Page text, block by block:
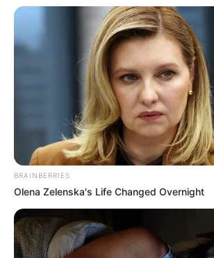
Hier werden dieschönsten Schlösser
BRAINBERRIES
Olena Zelenska's Life Changed Overnight